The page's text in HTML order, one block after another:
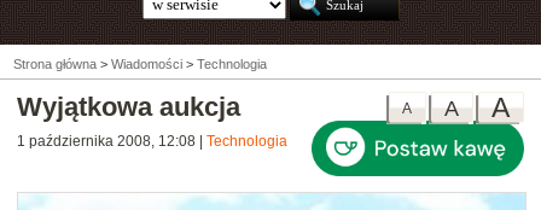
Strona główna > Wiadomości > Technologia
A
A
A
Wyjątkowa aukcja
1 października 2008, 12:08 Technologia